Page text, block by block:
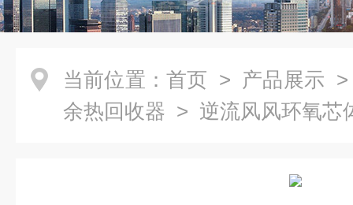
当前位置： 首页 > 产品展示
余热回收器 > 逆流风风环氧芯